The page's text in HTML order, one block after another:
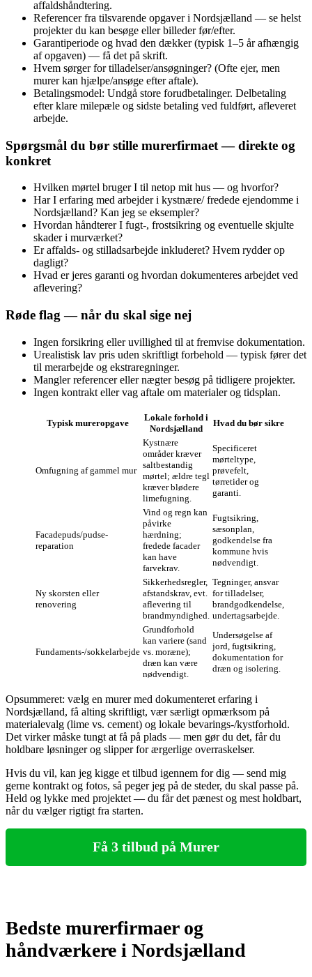
affaldshåndtering.
Referencer fra tilsvarende opgaver i Nordsjælland — se helst
projekter du kan besøge eller billeder før/efter.
Garantiperiode og hvad den dækker (typisk 1–5 år afhængig
af opgaven) — få det på skrift.
Hvem sørger for tilladelser/ansøgninger? (Ofte ejer, men
murer kan hjælpe/ansøge efter aftale).
Betalingsmodel: Undgå store forudbetalinger. Delbetaling
efter klare milepæle og sidste betaling ved fuldført, afleveret
arbejde.
Spørgsmål du bør stille murerfirmaet — direkte og
konkret
Hvilken mørtel bruger I til netop mit hus — og hvorfor?
Har I erfaring med arbejder i kystnære/ fredede ejendomme i
Nordsjælland? Kan jeg se eksempler?
Hvordan håndterer I fugt-, frostsikring og eventuelle skjulte
skader i murværket?
Er affalds‑ og stilladsarbejde inkluderet? Hvem rydder op
dagligt?
Hvad er jeres garanti og hvordan dokumenteres arbejdet ved
aflevering?
Røde flag — når du skal sige nej
Ingen forsikring eller uvillighed til at fremvise dokumentation.
Urealistisk lav pris uden skriftligt forbehold — typisk fører det
til merarbejde og ekstraregninger.
Mangler referencer eller nægter besøg på tidligere projekter.
Ingen kontrakt eller vag aftale om materialer og tidsplan.
Typisk mureropgave
Lokale forhold i
Nordsjælland
Hvad du bør sikre
Omfugning af gammel mur
Kystnære
områder kræver
saltbestandig
mørtel; ældre tegl
kræver blødere
limefugning.
Specificeret
mørteltype,
prøvefelt,
tørretider og
garanti.
Facadepuds/pudse­
reparation
Vind og regn kan
påvirke
hærdning;
fredede facader
kan have
farvekrav.
Fugtsikring,
sæsonplan,
godkendelse fra
kommune hvis
nødvendigt.
Ny skorsten eller
renovering
Sikkerhedsregler,
afstandskrav, evt.
aflevering til
brandmyndighed.
Tegninger, ansvar
for tilladelser,
brandgodkendelse,
undertagsarbejde.
Fundaments‑/sokkelarbejde
Grundforhold
kan variere (sand
vs. moræne);
dræn kan være
nødvendigt.
Undersøgelse af
jord, fugtsikring,
dokumentation for
dræn og isolering.
Opsummeret: vælg en murer med dokumenteret erfaring i
Nordsjælland, få alting skriftligt, vær særligt opmærksom på
materialevalg (lime vs. cement) og lokale bevarings‑/kystforhold.
Det virker måske tungt at få på plads — men gør du det, får du
holdbare løsninger og slipper for ærgerlige overraskelser.
Hvis du vil, kan jeg kigge et tilbud igennem for dig — send mig
gerne kontrakt og fotos, så peger jeg på de steder, du skal passe på.
Held og lykke med projektet — du får det pænest og mest holdbart,
når du vælger rigtigt fra starten.
Få 3 tilbud på Murer
Bedste murerfirmaer og
håndværkere i Nordsjælland